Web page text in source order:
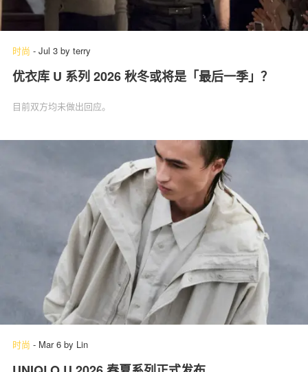
科 技
时尚 - Jul 3 by terry
优衣库 U 系列 2026 秋冬或将是「最后一季」？
目前双方均未做出回应。
时尚 - Mar 6 by Lin